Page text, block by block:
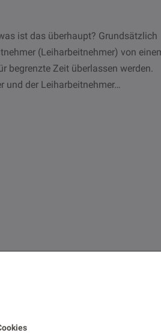
ist das überhaupt? Grundsätzlich
(Leiharbeitnehmer) von
begrenzte Zeit überlassen werden.
und der Leiharbeitnehmer…